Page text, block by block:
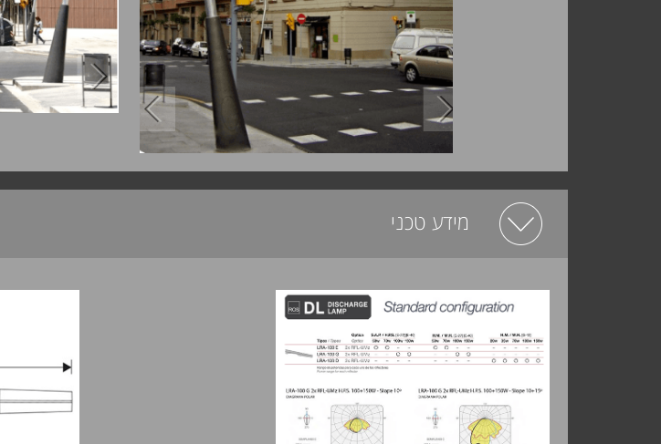
מידע טכני